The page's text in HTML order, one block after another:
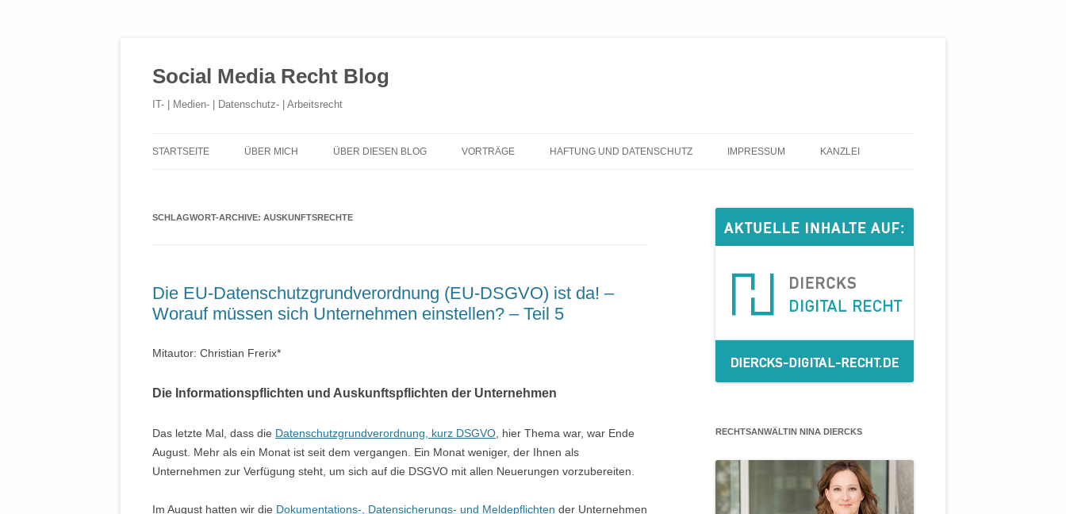
Social Media Recht Blog
IT- | Medien- | Datenschutz- | Arbeitsrecht
Inhalt
STARTSEITE ÜBER MICH ÜBER DIESEN BLOG VORTRÄGE HAFTUNG UND DATENSCHUTZ IMPRESSUM KANZLEI
SCHLAGWORT-ARCHIVE: AUSKUNFTSRECHTE
Die EU-Datenschutzgrundverordnung (EU-DSGVO) ist da! –
Worauf müssen sich Unternehmen einstellen? – Teil 5
Mitautor: Christian Frerix*
Die Informationspflichten und Auskunftspflichten der Unternehmen
Das letzte Mal, dass die Datenschutzgrundverordnung, kurz DSGVO , hier Thema war, war Ende
August. Mehr als ein Monat ist seit dem vergangen. Ein Monat weniger, der Ihnen als
Unternehmen zur Verfügung steht, um sich auf die DSGVO mit allen Neuerungen vorzubereiten.
Im August hatten wir die Dokumentations-, Datensicherungs- und Meldepflichten der Unternehmen
RECHTSANWÄLTIN NINA DIERCKS